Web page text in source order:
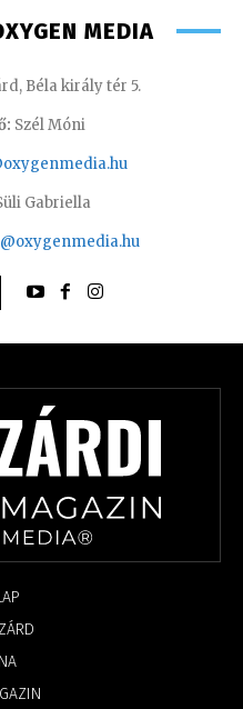
MEDIA
Béla király tér 5.
Szél Móni
Gabriella